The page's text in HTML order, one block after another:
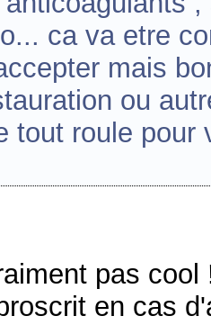
ca va etre
mais
ou
tout roule pour
pas
en cas